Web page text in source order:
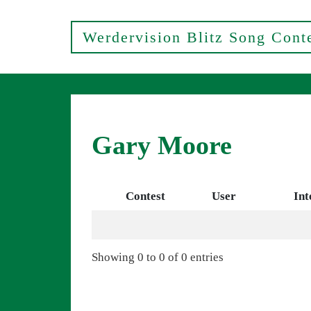
Werdervision Blitz Song
Gary Moore
Contest User
Showing 0 to 0 of 0 entries